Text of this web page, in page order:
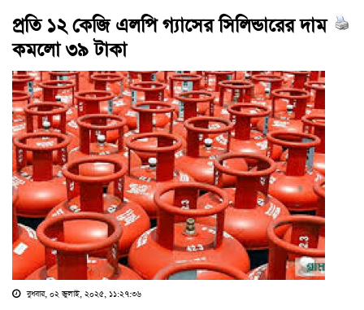
প্রতি ১২ কেজি এলপি গ্যাসের সিলিন্ডারের দাম
কমলো ৩৯ টাকা
বুধবার, ০২ জুলাই, ২০২৫, ১১:২৭:৩৬